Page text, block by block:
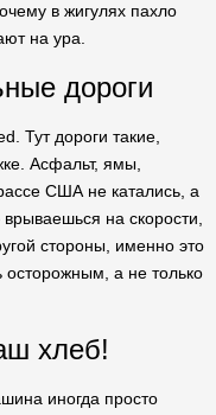
в жигулях пахло
на ура.
дороги
Тут дороги такие,
Асфальт, ямы,
США не катались, а
на скорости,
стороны, именно это
а не только
хлеб!
иногда просто